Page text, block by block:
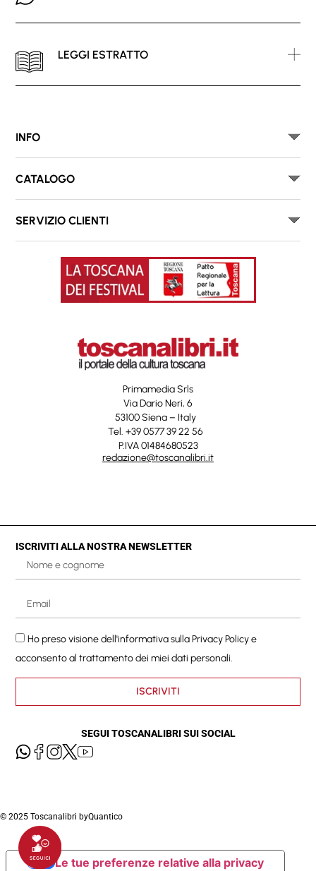
LEGGI ESTRATTO
INFO
CATALOGO
SERVIZIO CLIENTI
Primamedia Srls
Via Dario Neri, 6
53100 Siena – Italy
Tel. +39 0577 39 22 56
P.IVA 01484680523
redazione@toscanalibri.it
ISCRIVITI ALLA NOSTRA NEWSLETTER
Ho preso visione dell'informativa sullaPrivacy Policye
acconsento al trattamento dei miei dati personali.
ISCRIVITI
SEGUI TOSCANALIBRI SUI SOCIAL
© 2025 Toscanalibri byQuantico
Le tue preferenze relative alla privacy